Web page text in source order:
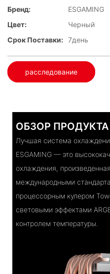
Бренд:
ESGAMING
Цвет:
Черный
Срок Поставки: 7день
расследование
ОБЗОР ПРОДУКТА
Лучшая система
ESGAMING — это
охлаждения,
международными
процессорным кулером
световыми эффектами
контролем температуры.